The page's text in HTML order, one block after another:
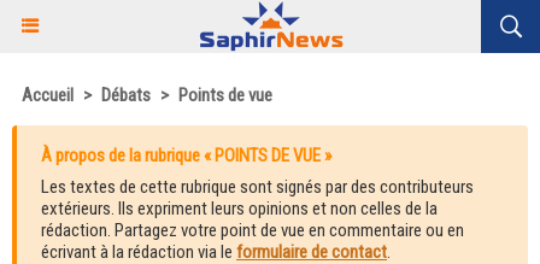
Accueil > Débats > Points de vue
À propos de la rubrique « POINTS DE VUE »
Les textes de cette rubrique sont signés par des contributeurs
extérieurs. Ils expriment leurs opinions et non celles de la
rédaction. Partagez votre point de vue en commentaire ou en
écrivant à la rédaction via le formulaire de contact.